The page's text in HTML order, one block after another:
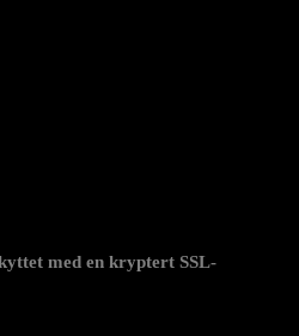
med en kryptert SSL-